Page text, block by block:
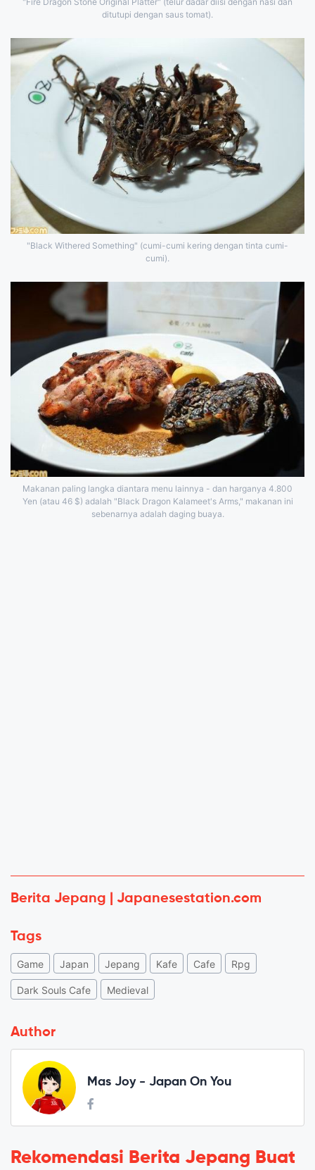
ditutupi dengan saus tomat).
"Black Withered Something" (cumi-cumi kering dengan tinta cumi-
cumi).
Makanan paling langka diantara menu lainnya - dan harganya 4.800
Yen (atau 46 $) adalah "Black Dragon Kalameet's Arms," makanan ini
sebenarnya adalah daging buaya.
Berita Jepang | Japanesestation.com
Tags
Game Japan Jepang Kafe Cafe Rpg
Dark Souls Cafe Medieval
Author
Mas Joy - Japan On You
Rekomendasi Berita Jepang Buat